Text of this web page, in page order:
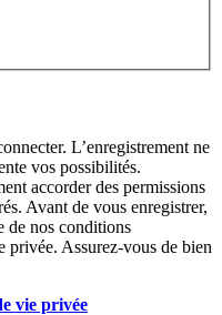
L’enregistrement ne
vos possibilités.
accorder des permissions
Avant de vous enregistrer,
de nos conditions
privée. Assurez-vous de bien
vie privée